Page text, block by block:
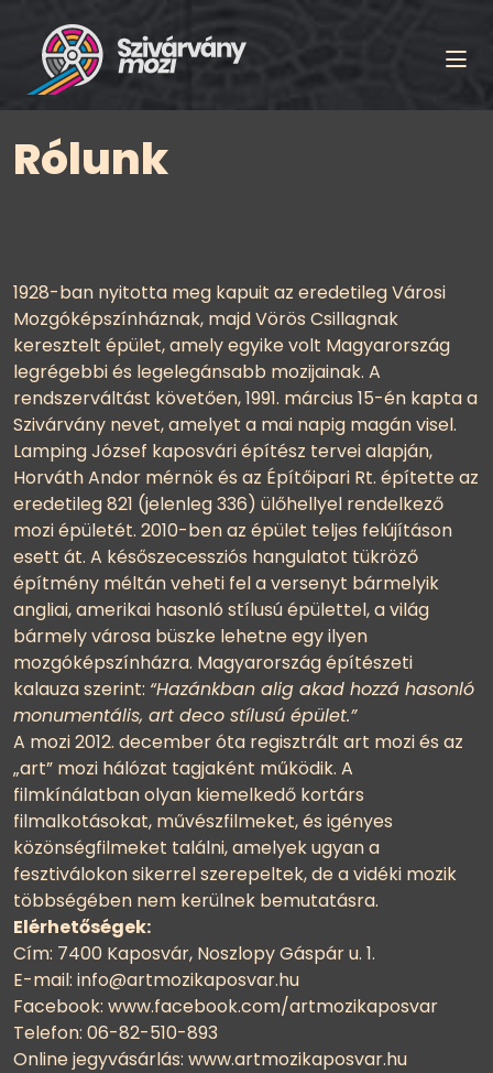
Rólunk
1928-ban nyitotta meg kapuit az eredetileg Városi
Mozgóképszínháznak, majd Vörös Csillagnak
keresztelt épület, amely egyike volt Magyarország
legrégebbi és legelegánsabb mozijainak. A
rendszerváltást követően, 1991. március 15-én kapta a
Szivárvány nevet, amelyet a mai napig magán visel.
Lamping József kaposvári építész tervei alapján,
Horváth Andor mérnök és az Építőipari Rt. építette az
eredetileg 821 (jelenleg 336) ülőhellyel rendelkező
mozi épületét. 2010-ben az épület teljes felújításon
esett át. A későszecessziós hangulatot tükröző
építmény méltán veheti fel a versenyt bármelyik
angliai, amerikai hasonló stílusú épülettel, a világ
bármely városa büszke lehetne egy ilyen
mozgóképszínházra. Magyarország építészeti
kalauza szerint: “Hazánkban alig akad hozzá hasonló
monumentális, art deco stílusú épület.”
A mozi 2012. december óta regisztrált art mozi és az
„art” mozi hálózat tagjaként működik. A
filmkínálatban olyan kiemelkedő kortárs
filmalkotásokat, művészfilmeket, és igényes
közönségfilmeket találni, amelyek ugyan a
fesztiválokon sikerrel szerepeltek, de a vidéki mozik
többségében nem kerülnek bemutatásra.
Elérhetőségek:
Cím: 7400 Kaposvár, Noszlopy Gáspár u. 1.
E-mail: info@artmozikaposvar.hu
Facebook: www.facebook.com/artmozikaposvar
Telefon: 06-82-510-893
Online jegyvásárlás: www.artmozikaposvar.hu